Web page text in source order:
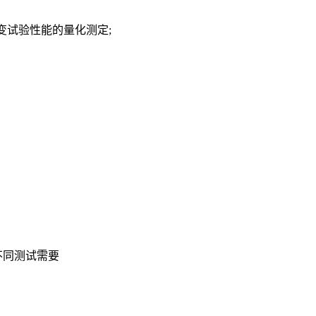
验性能的量化测定;
测试需要